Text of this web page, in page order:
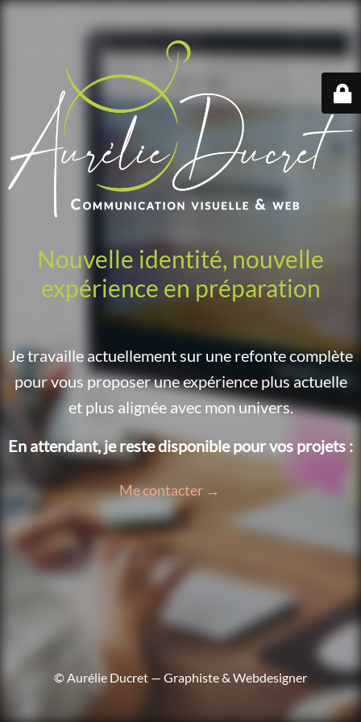
Nouvelle identité, nouvelle
expérience en préparation
Je travaille actuellement sur une refonte complète
pour vous proposer une expérience plus actuelle
et plus alignée avec mon univers.
En attendant, je reste disponible pour vos projets :
Me contacter →
© Aurélie Ducret — Graphiste & Webdesigner